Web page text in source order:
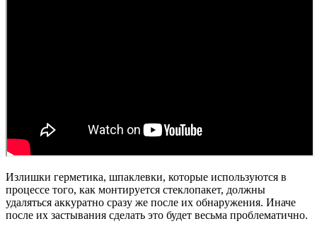
Излишки герметика, шпаклевки, которые используются в
процессе того, как монтируется стеклопакет, должны
удаляться аккуратно сразу же после их обнаружения. Иначе
после их застывания сделать это будет весьма проблематично.